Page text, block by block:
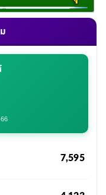
7,595